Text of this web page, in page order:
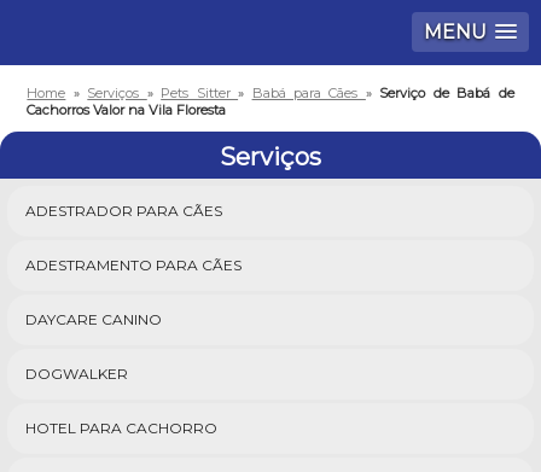
MENU
Home » Serviços » Pets Sitter» Babá para Cães » Serviço de Babá de
Cachorros Valor na Vila Floresta
Serviços
ADESTRADOR PARA CÃES
ADESTRAMENTO PARA CÃES
DAYCARE CANINO
DOGWALKER
HOTEL PARA CACHORRO